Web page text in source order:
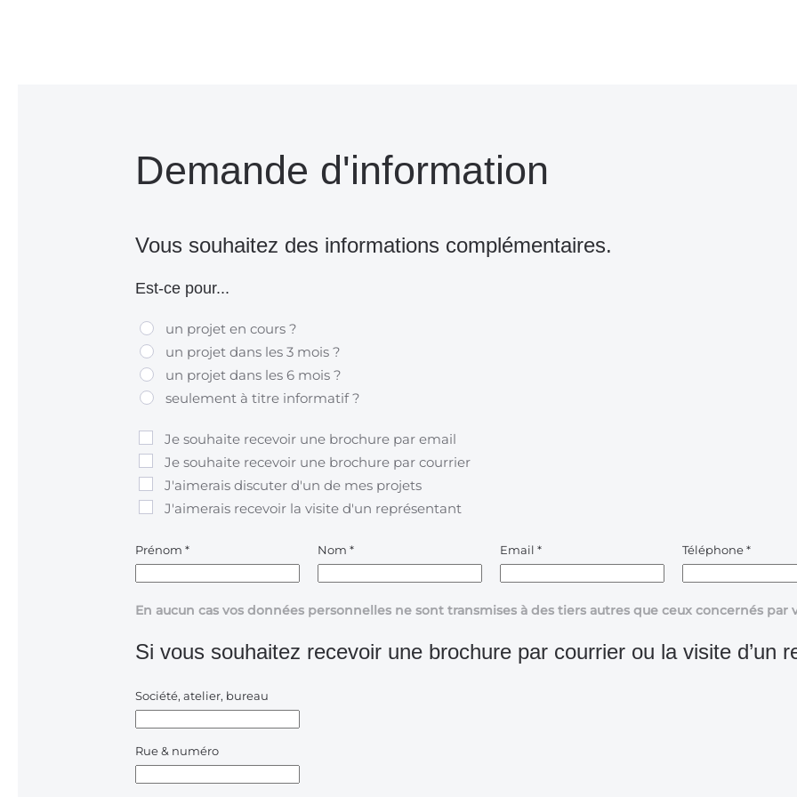
Demande d'information
Vous souhaitez des informations complémentaires.
Est-ce pour...
un projet en cours ?
un projet dans les 3 mois ?
un projet dans les 6 mois ?
seulement à titre informatif ?
Je souhaite recevoir une brochure par email
Je souhaite recevoir une brochure par courrier
J'aimerais discuter d'un de mes projets
J'aimerais recevoir la visite d'un représentant
Prénom * Nom * Email * Téléphone*
En aucun cas vos données personnelles ne sont transmises à des tiers autres que ceux concernés par
Si vous souhaitez recevoir une brochure par courrier ou la visite d’un
Société, atelier, bureau
Rue & numéro